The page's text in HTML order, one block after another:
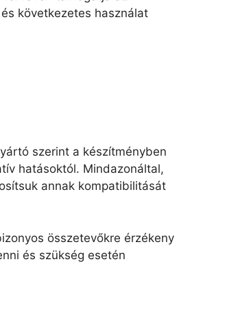
következetes használat
szerint a készítményben
hatásoktól. Mindazonáltal,
annak kompatibilitását
összetevőkre érzékeny
és szükség esetén